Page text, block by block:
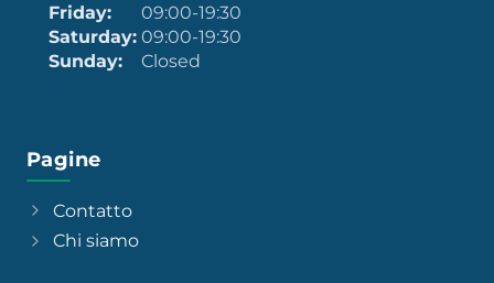
Friday:
09:00-19:30
Saturday: 09:00-19:30
Sunday:
Closed
Pagine
Contatto
Chi siamo